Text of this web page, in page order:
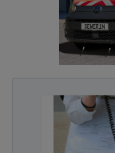
die
Lösung
der Stadt